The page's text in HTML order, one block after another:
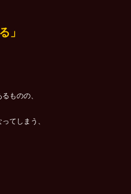
」
ものの、
てしまう、